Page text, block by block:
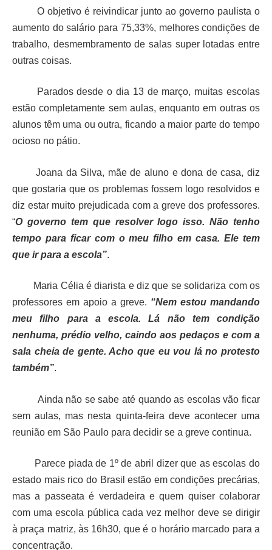
O objetivo é reivindicar junto ao governo paulista o
aumento do salário para 75,33%, melhores condições de
trabalho, desmembramento de salas super lotadas entre
outras coisas.
Parados desde o dia 13 de março, muitas escolas
estão completamente sem aulas, enquanto em outras os
alunos têm uma ou outra, ficando a maior parte do tempo
ocioso no pátio.
Joana da Silva, mãe de aluno e dona de casa, diz
que gostaria que os problemas fossem logo resolvidos e
diz estar muito prejudicada com a greve dos professores.
“O governo tem que resolver logo isso. Não tenho
tempo para ficar com o meu filho em casa. Ele tem
que ir para a escola”.
Maria Célia é diarista e diz que se solidariza com os
professores em apoio a greve. “Nem estou mandando
meu filho para a escola. Lá não tem condição
nenhuma, prédio velho, caindo aos pedaços e com a
sala cheia de gente. Acho que eu vou lá no protesto
também”.
Ainda não se sabe até quando as escolas vão ficar
sem aulas, mas nesta quinta-feira deve acontecer uma
reunião em São Paulo para decidir se a greve continua.
Parece piada de 1º de abril dizer que as escolas do
estado mais rico do Brasil estão em condições precárias,
mas a passeata é verdadeira e quem quisercolaborar
com uma escola pública cada vez melhor deve se dirigir
à praça matriz, às 16h30, que é o horário marcado para a
concentração.